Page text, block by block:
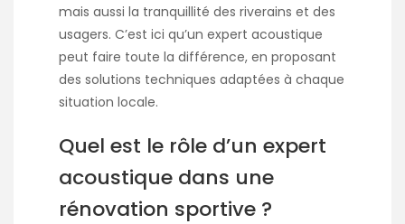
mais aussi la tranquillité des riverains et des
usagers. C’est ici qu’un expert acoustique
peut faire toute la différence, en proposant
des solutions techniques adaptées à chaque
situation locale.
Quel est le rôle d’un expert
acoustique dans une
rénovation sportive ?